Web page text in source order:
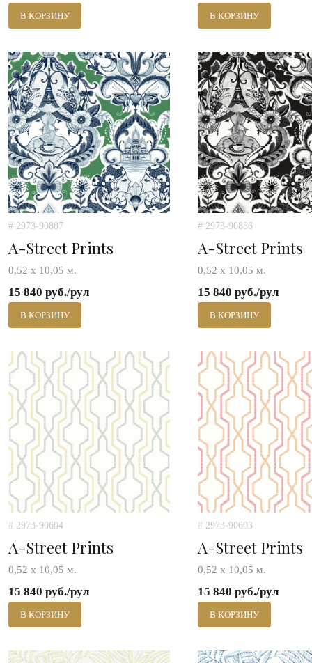
В КОРЗИНУ В КОРЗИНУ
# 2973-90887
A-Street Prints
0,52 х 10,05 м.
15 840 руб./рул
В КОРЗИНУ
# 2973-90886
A-Street Prints
0,52 х 10,05 м.
15 840 руб./рул
В КОРЗИНУ
# 2973-90604
A-Street Prints
0,52 х 10,05 м.
15 840 руб./рул
В КОРЗИНУ
# 2973-90603
A-Street Prints
0,52 х 10,05 м.
15 840 руб./рул
В КОРЗИНУ